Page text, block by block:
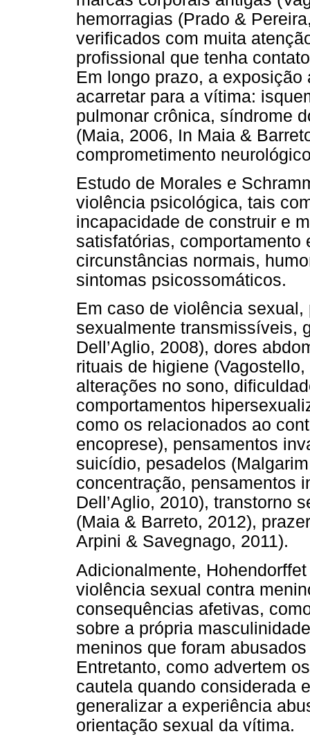
hemorragias (Prado &
verificados com muita
profissional que tenha
Em longo prazo, a
acarretar para a vítima:
pulmonar crônica, síndrome
(Maia, 2006, In Maia &
comprometimento
Estudo de Morales e
violência psicológica, tais
incapacidade de construir e
satisfatórias,
circunstâncias normais,
sintomas psicossomáticos.
Em caso de violência
sexualmente transmissíveis,
Dell’Aglio, 2008), dores
rituais de higiene
alterações no sono,
comportamentos
como os relacionados ao
encoprese), pensamentos
suicídio, pesadelos
concentração, pensamentos
Dell’Aglio, 2010), transtorno
(Maia & Barreto, 2012),
Arpini & Savegnago, 2011).
Adicionalmente,
violência sexual contra
consequências afetivas,
sobre a própria
meninos que foram
Entretanto, como advertem
cautela quando considerada
generalizar a experiência
orientação sexual da vítima.